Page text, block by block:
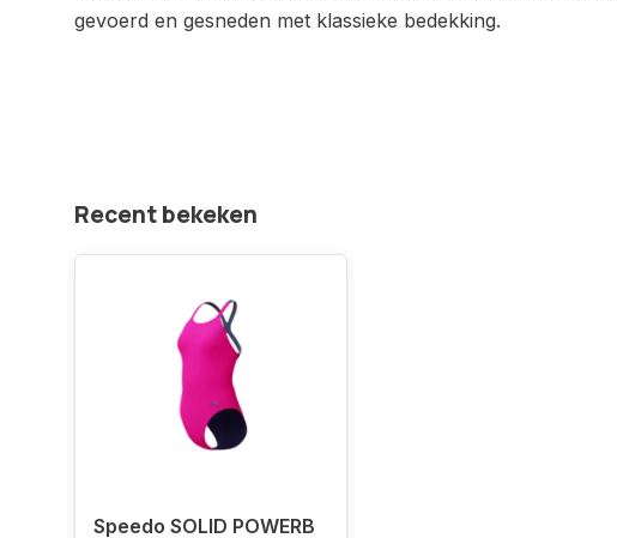
gevoerd en gesneden met klassieke bedekking.
Recent bekeken
Speedo SOLID POWERB